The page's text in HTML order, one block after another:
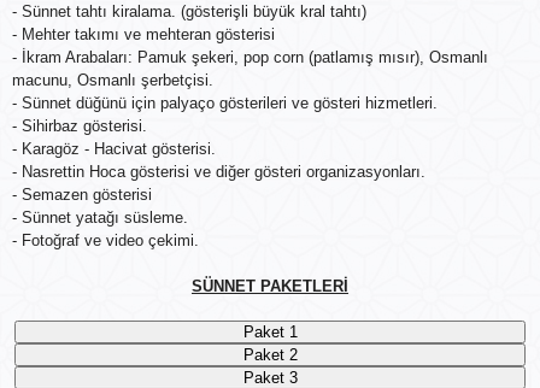
- Sünnet tahtı kiralama. (gösterişli büyük kral tahtı)
- Mehter takımı ve mehteran gösterisi
- İkram Arabaları: Pamuk şekeri, pop corn (patlamış mısır), Osmanlı
macunu, Osmanlı şerbetçisi.
- Sünnet düğünü için palyaço gösterileri ve gösteri hizmetleri.
- Sihirbaz gösterisi.
- Karagöz - Hacivat gösterisi.
- Nasrettin Hoca gösterisi ve diğer gösteri organizasyonları.
- Semazen gösterisi
- Sünnet yatağı süsleme.
- Fotoğraf ve video çekimi.
SÜNNET PAKETLERİ